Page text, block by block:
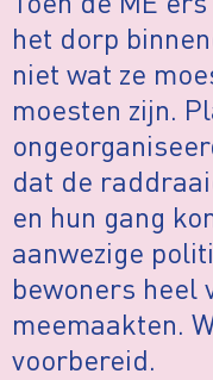
het dorp
niet wat ze
moesten zijn.
dat de
en hun gang
aanwezige
bewoners heel
meemaakten.
voorbereid.